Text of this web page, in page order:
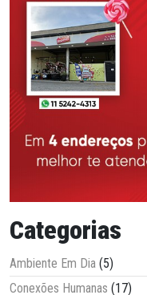
Categorias
Ambiente Em Dia (5)
Conexões Humanas (17)